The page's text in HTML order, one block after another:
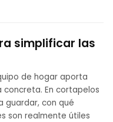
simplificar las
de hogar aporta
En cortapelos
guardar, con qué
son realmente útiles